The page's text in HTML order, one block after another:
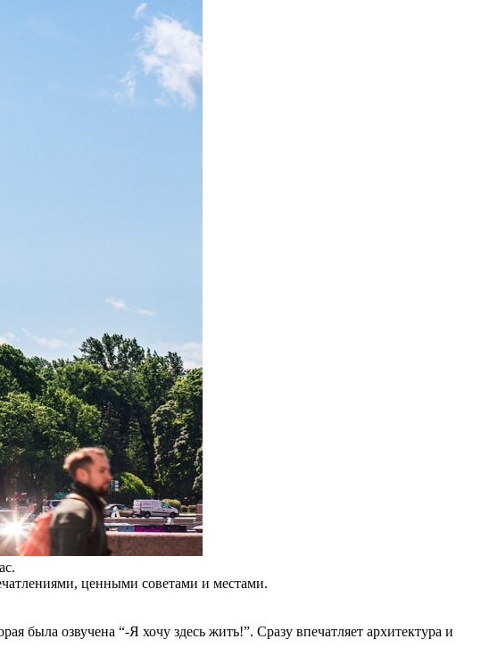
ценными советами и местами.
была озвучена “-Я хочу здесь жить!”. Сразу впечатляет архитектура и